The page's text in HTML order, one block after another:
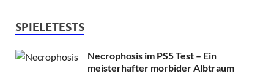
SPIELETESTS
Necrophosis im PS5 Test – Ein
meisterhafter morbider Albtraum